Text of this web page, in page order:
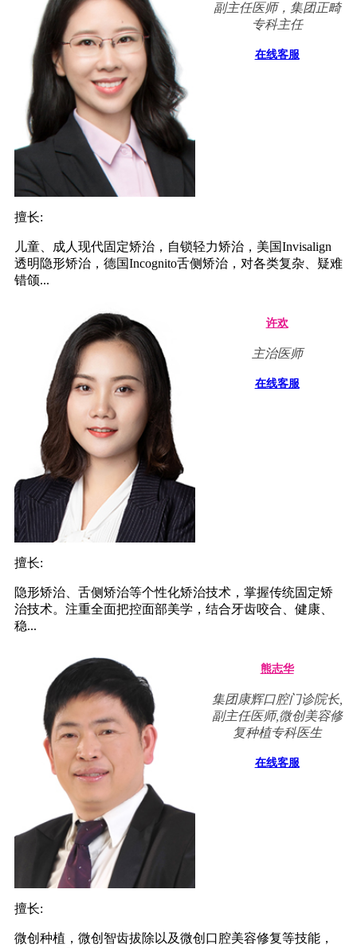
副主任医师，集团正畸
专科主任
在线客服
擅长:
儿童、成人现代固定矫治，自锁轻力矫治，美国Invisalign
透明隐形矫治，德国Incognito舌侧矫治，对各类复杂、疑难
错颌...
许欢
主治医师
在线客服
擅长:
隐形矫治、舌侧矫治等个性化矫治技术，掌握传统固定矫
治技术。注重全面把控面部美学，结合牙齿咬合、健康、
稳...
熊志华
集团康辉口腔门诊院长,
副主任医师,微创美容修
复种植专科医生
在线客服
擅长:
微创种植，微创智齿拔除以及微创口腔美容修复等技能，